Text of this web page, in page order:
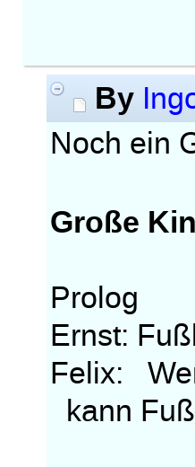
By
Noch ein
Große
Prolog
Ernst:
Felix:
kann